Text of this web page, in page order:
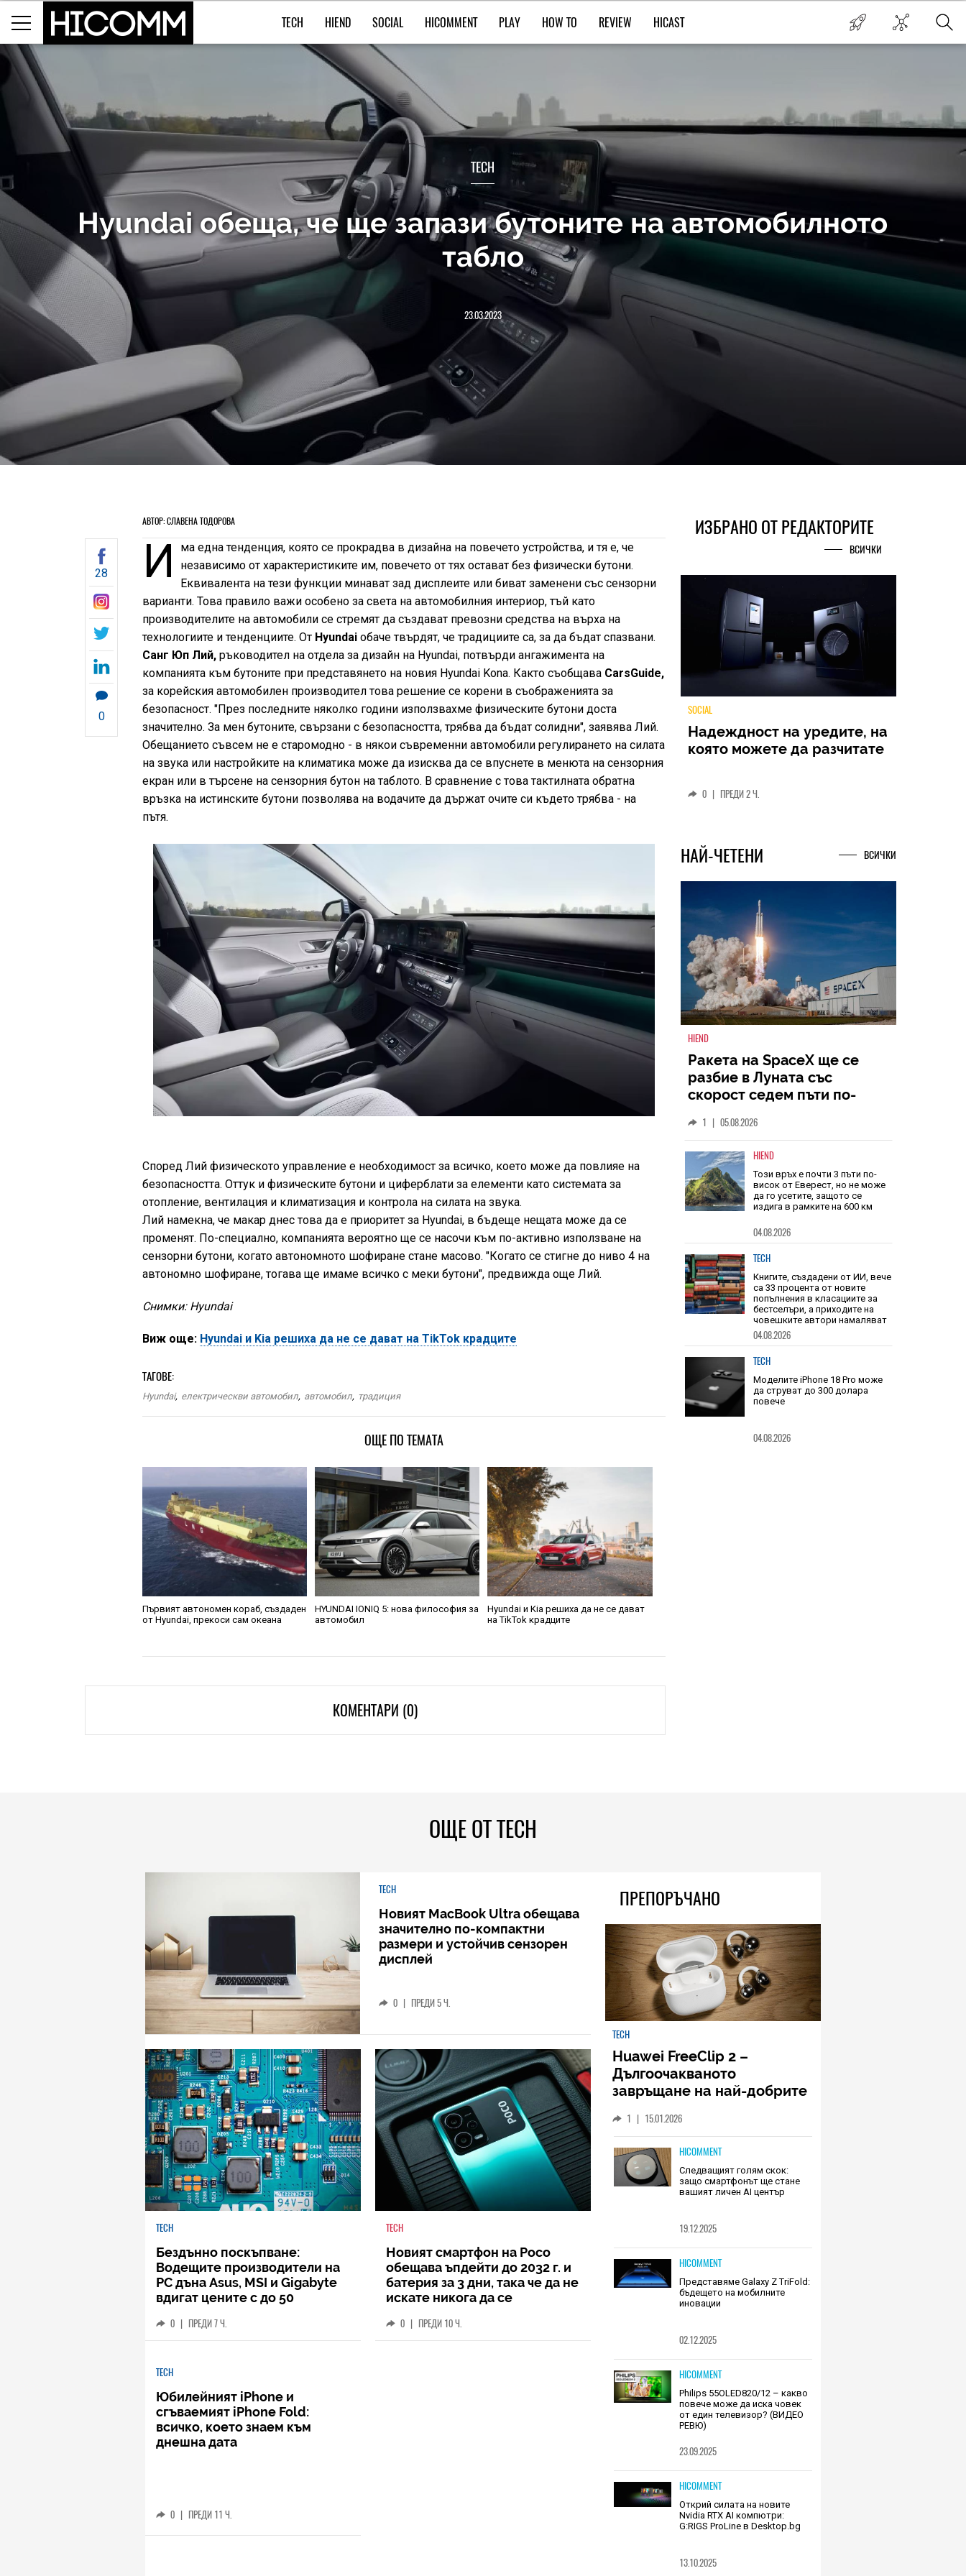
TECH HIEND SOCIAL HICOMMENT PLAY HOW TO REVIEW HICAST
TECH
Hyundai обеща, че ще запази бутоните на автомобилното
табло
23.03.2023
АВТОР: СЛАВЕНА ТОДОРОВА
28
0
И
ма една тенденция, която се прокрадва в дизайна на повечето устройства, и тя е, че
независимо от характеристиките им, повечето от тях остават без физически бутони.
Еквивалента на тези функции минават зад дисплеите или биват заменени със сензорни
варианти. Това правило важи особено за света на автомобилния интериор, тъй като
производителите на автомобили се стремят да създават превозни средства на върха на
технологиите и тенденциите. От Hyundai обаче твърдят, че традициите са, за да бъдат спазвани.
Санг Юп Лий, ръководител на отдела за дизайн на Hyundai, потвърди ангажимента на
компанията към бутоните при представянето на новия Hyundai Kona. Както съобщава CarsGuide,
за корейския автомобилен производител това решение се корени в съображенията за
безопасност. "През последните няколко години използвахме физическите бутони доста
значително. За мен бутоните, свързани с безопасността, трябва да бъдат солидни", заявява Лий.
Обещанието съвсем не е старомодно - в някои съвременни автомобили регулирането на силата
на звука или настройките на климатика може да изисква да се впуснете в менюта на сензорния
екран или в търсене на сензорния бутон на таблото. В сравнение с това тактилната обратна
връзка на истинските бутони позволява на водачите да държат очите си където трябва - на
пътя.
Според Лий физическото управление е необходимост за всичко, което може да повлияе на
безопасността. Оттук и физическите бутони и циферблати за елементи като системата за
отопление, вентилация и климатизация и контрола на силата на звука.
Лий намекна, че макар днес това да е приоритет за Hyundai, в бъдеще нещата може да се
променят. По-специално, компанията вероятно ще се насочи към по-активно използване на
сензорни бутони, когато автономното шофиране стане масово. "Когато се стигне до ниво 4 на
автономно шофиране, тогава ще имаме всичко с меки бутони", предвижда още Лий.
Снимки: Hyundai
Виж още: Hyundai и Kia решиха да не се дават на TikTok крадците
ТАГОВЕ:
Hyundai, електрическви автомобил, автомобил, традиция
ОЩЕ ПО ТЕМАТА
Първият автономен кораб, създаден
от Hyundai, прекоси сам океана
HYUNDAI IONIQ 5: нова философия за
автомобил
Hyundai и Kia решиха да не се дават
на TikTok крадците
КОМЕНТАРИ (0)
ИЗБРАНО ОТ РЕДАКТОРИТЕ
ВСИЧКИ
TECH
Ultra – ново име, познато
НАЙ-ЧЕТЕНИ
HIEND
Ракета на SpaceX ще се
разбие в Луната със
голяма от скоростта на
звука
| 05.08.2026
HIEND
Този връх е почти 3 пъти по-
да го усетите, защото се
издига в рамките на 600 км
04.08.2026
TECH
Книгите, създадени от ИИ, вече
са 33 процента от новите
попълнения в класациите за
бестселъри, а приходите на
човешките автори намаляват
04.08.2026
TECH
повече
ОЩЕ ОТ TECH
TECH
Новият MacBook Ultra обещава
значително по-компактни
размери и устойчив сензорен
дисплей
0 | ПРЕДИ 5 Ч.
TECH
Бездънно поскъпване:
Водещите производители на
РС дъна Asus, MSI и Gigabyte
вдигат цените с до 50
0 | ПРЕДИ 7 Ч.
TECH
Новият смартфон на Poco
обещава ъпдейти до 2032 г. и
батерия за 3 дни, така че да не
искате никога да се
0 | ПРЕДИ 10 Ч.
TECH
Юбилейният iPhone и
сгъваемият iPhone Fold:
всичко, което знаем към
днешна дата
0 | ПРЕДИ 11 Ч.
ПРЕПОРЪЧАНО
TECH
Huawei FreeClip 2 –
Дългоочакваното
завръщане на най-добрите
1 | 15.01.2026
HICOMMENT
Следващият голям скок:
защо смартфонът ще стане
вашият личен AI център
19.12.2025
HICOMMENT
Представяме Galaxy Z TriFold:
бъдещето на мобилните
иновации
02.12.2025
HICOMMENT
Philips 55OLED820/12 – какво
повече може да иска човек
от един телевизор? (ВИДЕО
РЕВЮ)
23.09.2025
HICOMMENT
Открий силата на новите
Nvidia RTX AI компютри:
G:RIGS ProLine в Desktop.bg
13.10.2025